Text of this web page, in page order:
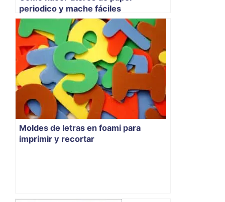
periodico y mache fáciles
Moldes de letras en foami para
imprimir y recortar